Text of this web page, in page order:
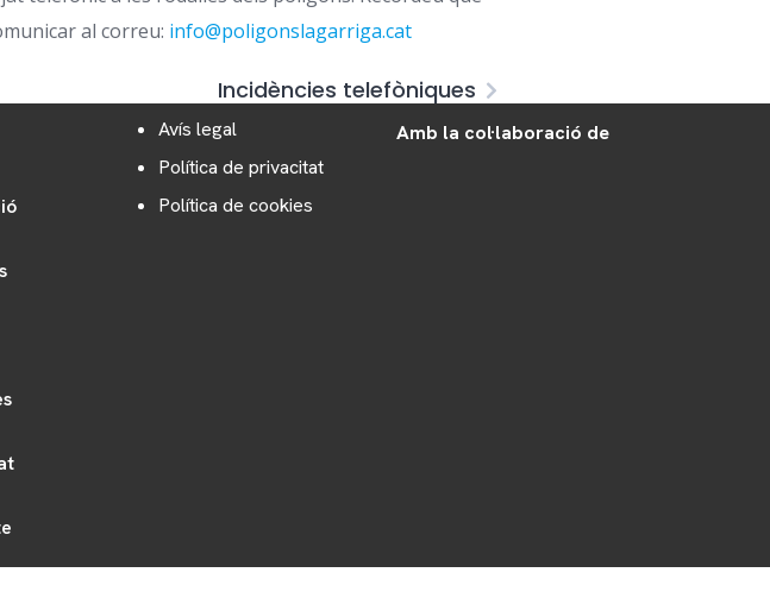
al correu: info@poligonslagarriga.cat
Incidències telefòniques
Avís legal
Política de privacitat
Política de cookies
Amb la col·laboració de